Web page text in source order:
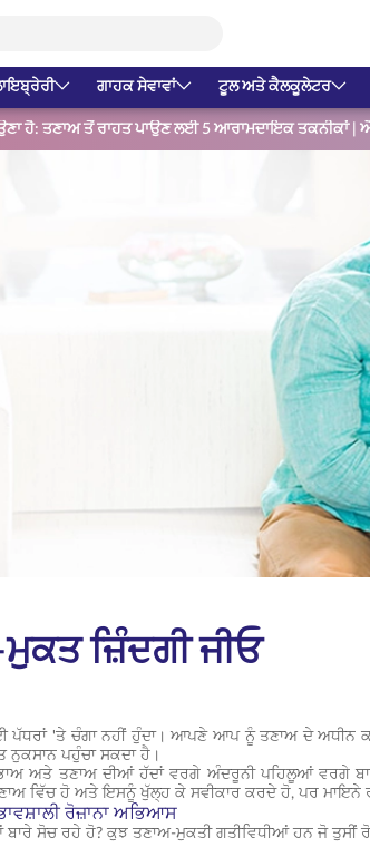
ਗਾਹਕ ਸੇਵਾਵਾਂ ਟੂਲ ਅਤੇ ਕੈਲਕੂਲੇਟਰ
ਹੈ: ਤਣਾਅ ਤੋਂ ਰਾਹਤ ਪਾਉਣ ਲਈ 5 ਆਰਾਮਦਾਇਕ ਤਕਨੀਕਾਂ
ਜ਼ਿੰਦਗੀ ਜੀਓ
'ਤੇ ਚੰਗਾ ਨਹੀਂ ਹੁੰਦਾ। ਆਪਣੇ ਆਪ ਨੂੰ ਤਣਾਅ ਦੇ ਅਧੀਨ
ਨੁਕਸਾਨ ਪਹੁੰਚਾ ਸਕਦਾ ਹੈ।
ਅਤੇ ਤਣਾਅ ਦੀਆਂ ਹੱਦਾਂ ਵਰਗੇ ਅੰਦਰੂਨੀ ਪਹਿਲੂਆਂ ਵਰਗੇ
ਵਿੱਚ ਹੋ ਅਤੇ ਇਸਨੂੰ ਖੁੱਲ੍ਹ ਕੇ ਸਵੀਕਾਰ ਕਰਦੇ ਹੋ, ਪਰ ਮਾਇਨੇ
ਰੋਜ਼ਾਨਾ ਅਭਿਆਸ
ਬਾਰੇ ਸੋਚ ਰਹੇ ਹੋ? ਕੁਝ ਤਣਾਅ-ਮੁਕਤੀ ਗਤੀਵਿਧੀਆਂ ਹਨ ਜੋ ਤੁਸੀਂ